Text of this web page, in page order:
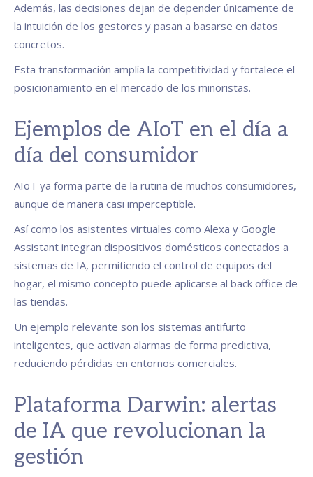
Además, las decisiones dejan de depender únicamente de
la intuición de los gestores y pasan a basarse en datos
concretos.
Esta transformación amplía la competitividad y fortalece el
posicionamiento en el mercado de los minoristas.
Ejemplos de AIoT en el día a
día del consumidor
AIoT ya forma parte de la rutina de muchos consumidores,
aunque de manera casi imperceptible.
Así como los asistentes virtuales como Alexa y Google
Assistant integran dispositivos domésticos conectados a
sistemas de IA, permitiendo el control de equipos del
hogar, el mismo concepto puede aplicarse al back office de
las tiendas.
Un ejemplo relevante son los sistemas antifurto
inteligentes, que activan alarmas de forma predictiva,
reduciendo pérdidas en entornos comerciales.
Plataforma Darwin: alertas
de IA que revolucionan la
gestión